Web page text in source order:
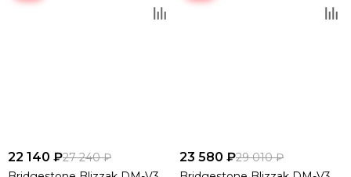
22 140 ₽27 240 ₽
23 580 ₽29 010 ₽